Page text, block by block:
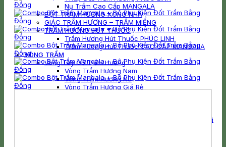
Nụ Trầm Cao Cấp MANGALA
BỘT TRẦM HƯƠNG XÔNG NHÀ
GIÁC TRẦM HƯƠNG – TRẦM MIẾNG
TRẦM HƯƠNG HÚT THUỐC
Trầm Hương Hút Thuốc PHÚC LINH
Trầm Hương Hút Thuốc CAO CẤP MANGALA
VÒNG TRẦM
Vòng Tay Gỗ Trầm Hương
Vòng Trầm Hương Nam
Vòng Trầm Hương Nữ
Vòng Trầm Hương Giá Rẻ
Vòng Tay Trầm Hương Mix Charm Vàng Kim Mã